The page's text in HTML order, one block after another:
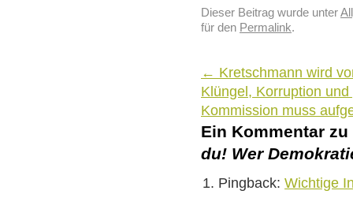
Dieser Beitrag wurde unter
für den Permalink.
← Kretschmann wird
Klüngel, Korruption
Kommission muss
Ein Kommentar zu
du! Wer
Pingback:Wichtige